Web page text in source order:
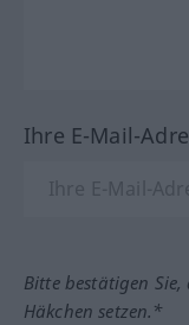
Ihre E-Mail-
Bitte bestätigen Sie,
Häkchen setzen.*